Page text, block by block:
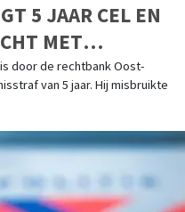
5 JAAR CEL EN
MET
is door de rechtbank Oost-
van 5 jaar. Hij misbruikte